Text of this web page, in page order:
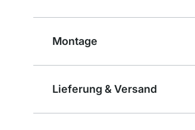
Montage
Lieferung & Versand